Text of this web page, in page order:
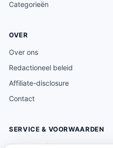
Categorieën
OVER
Over ons
Redactioneel beleid
Affiliate-disclosure
Contact
SERVICE & VOORWAARDEN
Klantenservice